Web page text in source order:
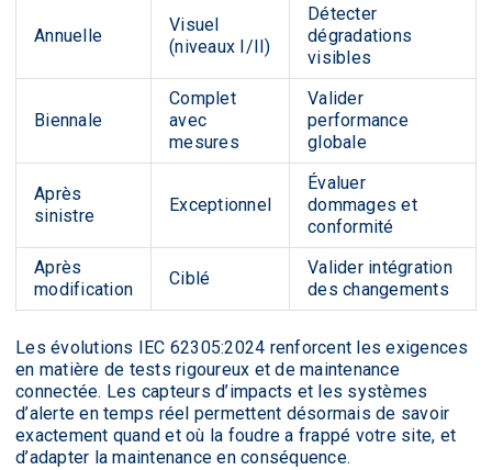
Annuelle
Visuel
(niveaux I/II)
Détecter
dégradations
visibles
Biennale
Complet
avec
mesures
Valider
performance
globale
Après
sinistre
Exceptionnel
Évaluer
dommages et
conformité
Après
modification
Ciblé
Valider intégration
des changements
Les évolutions IEC 62305:2024 renforcent les exigences
en matière de tests rigoureux et de maintenance
connectée. Les capteurs d’impacts et les systèmes
d’alerte en temps réel permettent désormais de savoir
exactement quand et où la foudre a frappé votre site, et
d’adapter la maintenance en conséquence.